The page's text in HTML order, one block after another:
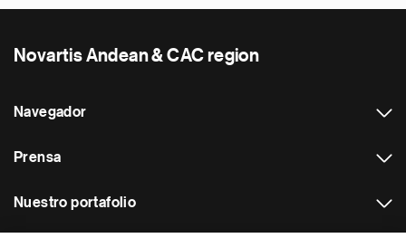
Novartis Andean & CAC region
Navegador
Prensa
Nuestro portafolio